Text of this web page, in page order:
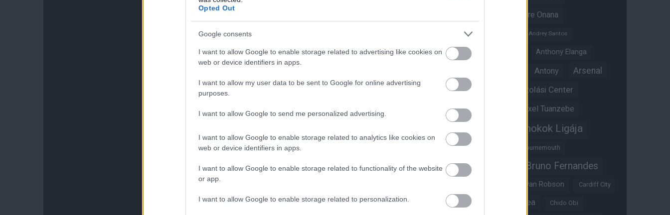
Opted Out
Google consents
I want to allow Google to enable storage related to advertising like cookies on
web or device identifiers in apps.
I want to allow my user data to be sent to Google for online advertising
purposes.
I want to allow Google to send me personalized advertising.
I want to allow Google to enable storage related to analytics like cookies on
web or device identifiers in apps.
I want to allow Google to enable storage related to functionality of the website
or app.
I want to allow Google to enable storage related to personalization.
Andre Onana
Andreas Pereira
Andrey Santos
Angol válogatott Anthony Elanga
Antony Arsenal
Aston Villa Átigazolási Center
Átigazolások Axel Tuanzebe
Bajnokok Ligája
Benjamin Sesko Bournemouth
Brandon Williams Bruno Fernandes
Bryan Robson Cardiff City
Casemiro Chelsea Chido Obi